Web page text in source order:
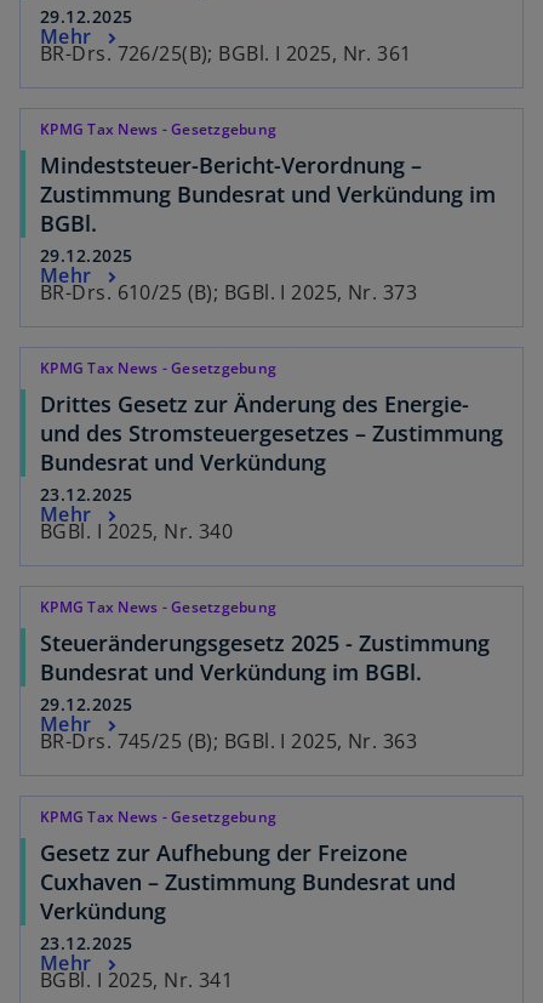
29.12.2025
BR-Drs. 726/25(B); BGBl. I 2025, Nr. 361
Mehr
KPMG Tax News - Gesetzgebung
Mindeststeuer-Bericht-Verordnung –
Zustimmung Bundesrat und Verkündung im
BGBl.
29.12.2025
BR-Drs. 610/25 (B); BGBl. I 2025, Nr. 373
Mehr
KPMG Tax News - Gesetzgebung
Drittes Gesetz zur Änderung des Energie-
und des Stromsteuergesetzes – Zustimmung
Bundesrat und Verkündung
23.12.2025
BGBl. I 2025, Nr. 340
Mehr
KPMG Tax News - Gesetzgebung
Steueränderungsgesetz 2025 - Zustimmung
Bundesrat und Verkündung im BGBl.
29.12.2025
BR-Drs. 745/25 (B); BGBl. I 2025, Nr. 363
Mehr
KPMG Tax News - Gesetzgebung
Gesetz zur Aufhebung der Freizone
Cuxhaven – Zustimmung Bundesrat und
Verkündung
23.12.2025
BGBl. I 2025, Nr. 341
Mehr